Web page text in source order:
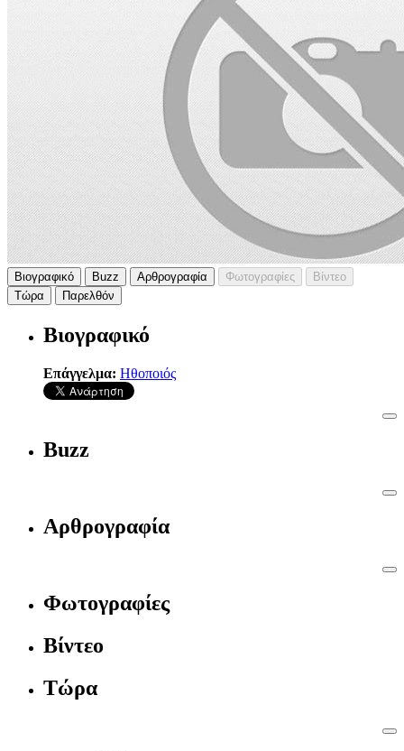
Βιογραφικό Buzz Αρθρογραφία Φωτογραφίες
Βίντεο
Τώρα
Παρελθόν
Βιογραφικό
Επάγγελμα: Ηθοποιός
Buzz
Αρθρογραφία
Φωτογραφίες
Βίντεο
Τώρα